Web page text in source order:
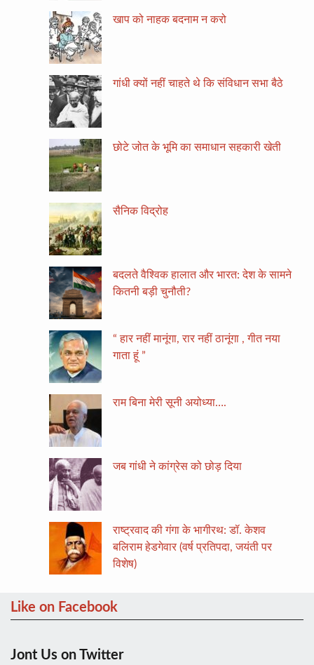
खाप को नाहक बदनाम न करो
गांधी क्यों नहीं चाहते थे कि संविधान सभा बैठे
छोटे जोत के भूमि का समाधान सहकारी खेती
सैनिक विद्रोह
बदलते वैश्विक हालात और भारत: देश के सामने
कितनी बड़ी चुनौती?
“ हार नहीं मानूंगा, रार नहीं ठानूंगा , गीत नया
गाता हूं ”
राम बिना मेरी सूनी अयोध्या….
जब गांधी ने कांग्रेस को छोड़ दिया
राष्ट्रवाद की गंगा के भागीरथ: डॉ. केशव
बलिराम हेडगेवार (वर्ष प्रतिपदा, जयंती पर
विशेष)
Like on Facebook
Jont Us on Twitter